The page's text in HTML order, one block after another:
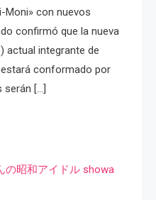
Moni» con nuevos
confirmó que la nueva
actual integrante de
estará conformado por
serán […]
の昭和アイドル showa